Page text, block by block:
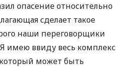
опасение относительно
сделает такое
наши переговорщики
имею ввиду весь комплекс
может быть